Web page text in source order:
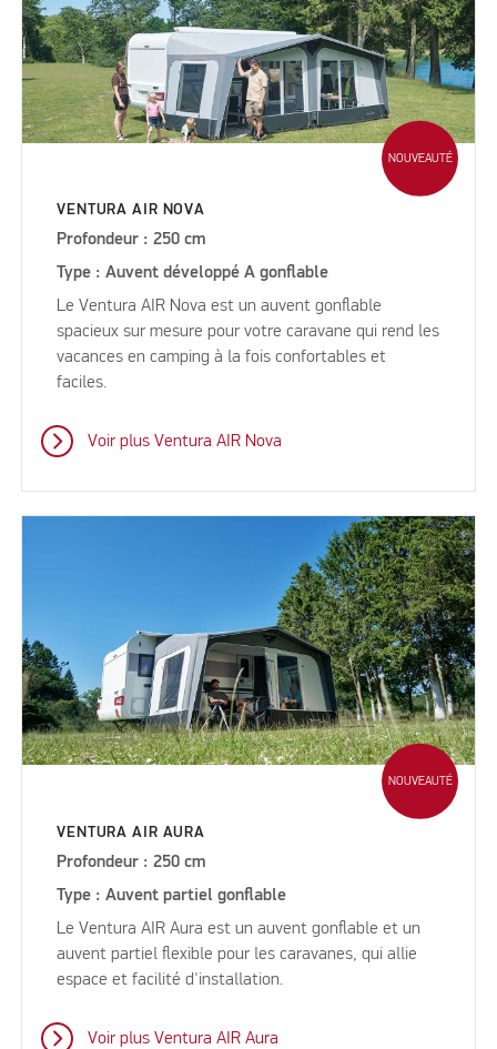
NOUVEAUTÉ
VENTURA AIR NOVA
Profondeur : 250 cm
Type : Auvent développé A gonflable
Le Ventura AIR Nova est un auvent gonflable
spacieux sur mesure pour votre caravane qui rend les
vacances en camping à la fois confortables et
faciles.
Voir plus Ventura AIR Nova
NOUVEAUTÉ
VENTURA AIR AURA
Profondeur : 250 cm
Type : Auvent partiel gonflable
Le Ventura AIR Aura est un auvent gonflable et un
auvent partiel flexible pour les caravanes, qui allie
espace et facilité d'installation.
Voir plus Ventura AIR Aura